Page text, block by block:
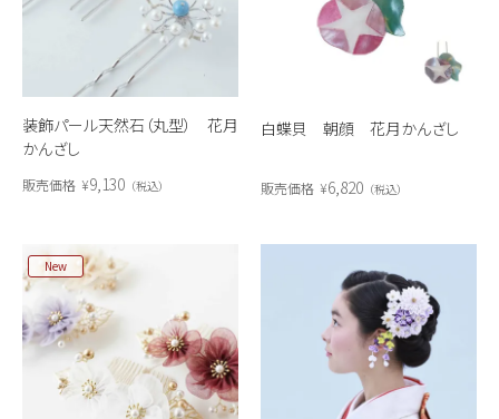
装飾パール天然石（丸型） 花月
かんざし
販売価格 ¥9,130 税込
白蝶貝 朝顔 花月かんざし
販売価格 ¥6,820 税込
New